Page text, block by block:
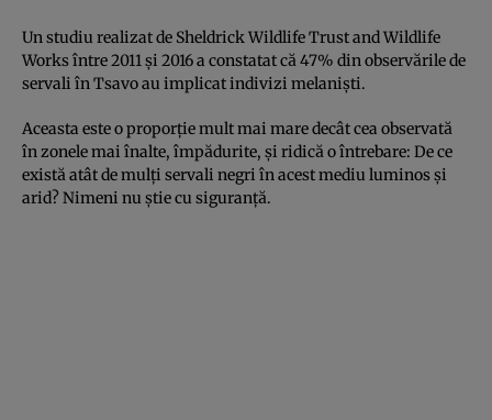
Un studiu realizat de Sheldrick Wildlife Trust and Wildlife
Works între 2011 și 2016 a constatat că 47% din observările de
servali în Tsavo au implicat indivizi melaniști.
Aceasta este o proporție mult mai mare decât cea observată
în zonele mai înalte, împădurite, și ridică o întrebare: De ce
există atât de mulți servali negri în acest mediu luminos și
arid? Nimeni nu știe cu siguranță.